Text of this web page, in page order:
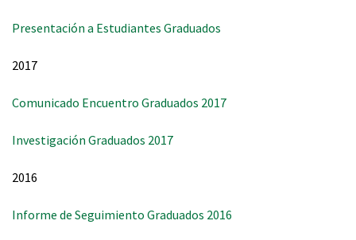
Presentación a Estudiantes Graduados
2017
Comunicado Encuentro Graduados 2017
Investigación Graduados 2017
2016
Informe de Seguimiento Graduados 2016